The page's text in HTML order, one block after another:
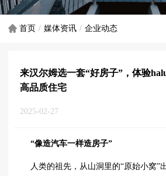
首页 媒体资讯 企业动态
来汉尔姆选一套“好房子”，体验
高品质住宅
2025-02-27
“像造汽车一样造房子”
人类的祖先，从山洞里的“原始小窝”